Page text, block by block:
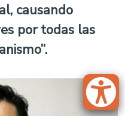
causando
por todas las